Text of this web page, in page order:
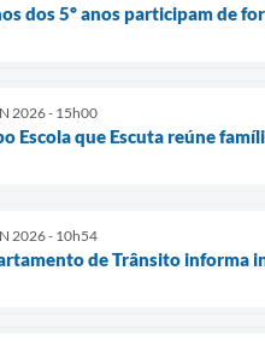
dos 5º anos participam de
2026 - 15h00
Escola que Escuta reúne
2026 - 10h54
de Trânsito informa